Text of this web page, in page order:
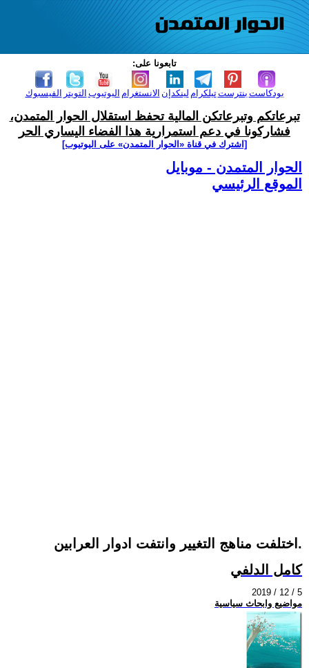
تابعونا على:
الفيسبوك التويتر اليوتيوب الانستغرام لينكدإن تيلكرامبنترست بودكاست
تبرعاتكم وتبرعاتكن المالية تحفظ استقلال الحوار المتمدن،
فشاركونا في دعم استمرارية هذا الفضاء اليساري الحر
[اشترك في قناة ‫«الحوار المتمدن» على اليوتيوب]
الحوار المتمدن - موبايل
الموقع الرئيسي
اختلفت مناهج التغيير وانتفت ادوار العرابين.
كامل الدلفي
2019 / 12 / 5
مواضيع وابحاث سياسية